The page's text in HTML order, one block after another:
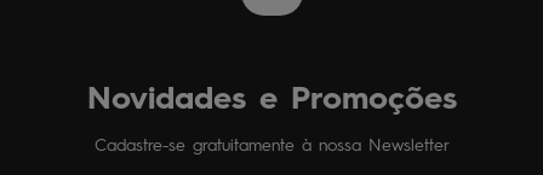
Novidades e Promoções
Cadastre-se gratuitamente à nossa Newsletter